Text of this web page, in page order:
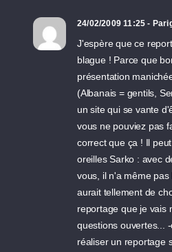
24/02/2009 11:25 -
J'espère que ce
blague ! Parce que
présentation
(Albanais = gentils,
un site qui se vante
vous ne pouviez pas
correct que ça ! Il
oreilles Sarko : avec
vous, il n'a même
aurait tellement de
reportage que je vais
questions ouvertes...
réaliser un reportage